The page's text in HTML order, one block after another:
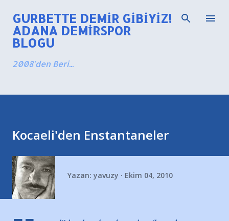
Ana içeriğe atla
GURBETTE DEMIR GIBIYIZ!
ADANA DEMIRSPOR
BLOGU
2008'den Beri...
Kocaeli'den Enstantaneler
Yazan: yavuzy Ekim 04, 2010